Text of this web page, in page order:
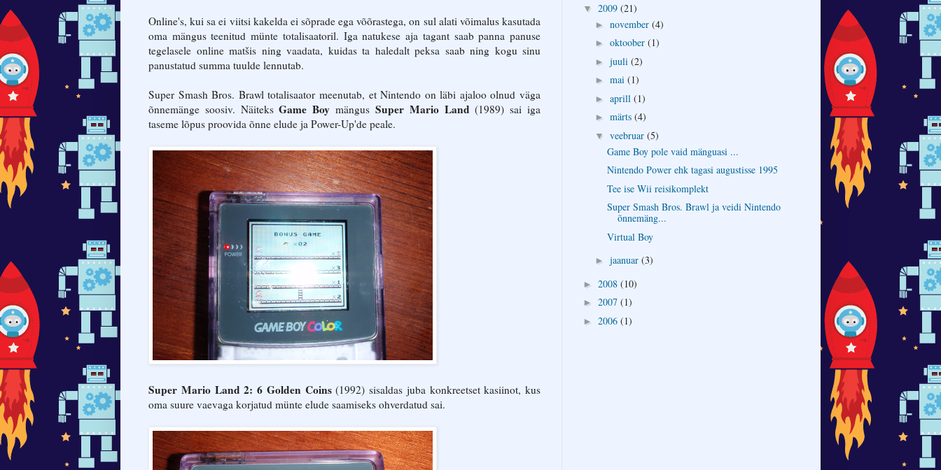
Online's, kui sa ei viitsi kakelda ei sõprade ega võõrastega, on sul alati võimalus kasutada
oma mängus teenitud münte totalisaatoril. Iga natukese aja tagant saab panna panuse
tegelasele online matšis ning vaadata, kuidas ta haledalt peksa saab ning kogu sinu
panustatud summa tuulde lennutab.
Super Smash Bros. Brawl totalisaator meenutab, et Nintendo on läbi ajaloo olnud väga
õnnemänge soosiv. NäiteksGame Boy mängus Super Mario Land (1989) sai iga
taseme lõpus proovida õnne elude ja Power-Up'de peale.
Super Mario Land 2: 6 Golden Coins(1992) sisaldas juba konkreetset kasiinot, kus
oma suure vaevaga korjatud münte elude saamiseks ohverdatud sai.
▼ 2009 (21)
► november (4)
► oktoober (1)
► juuli (2)
► mai (1)
► aprill (1)
► märts (4)
▼ veebruar (5)
Game Boy pole vaid mänguasi ...
Nintendo Power ehk tagasi augustisse 1995
Tee ise Wii reisikomplekt
Super Smash Bros. Brawl ja veidi Nintendo
õnnemäng...
Virtual Boy
► jaanuar (3)
► 2008 (10)
► 2007 (1)
► 2006 (1)